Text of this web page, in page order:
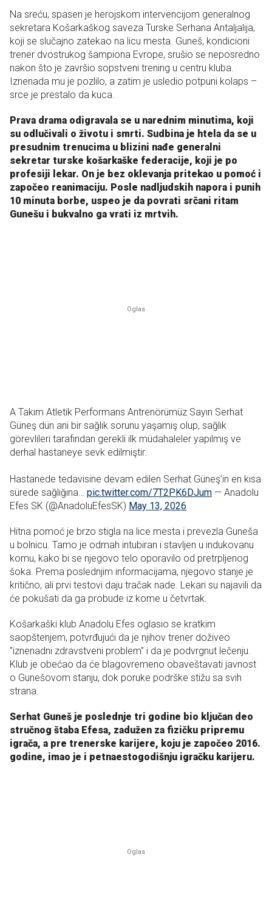
Na sreću, spasen je herojskom intervencijom generalnog
sekretara Košarkaškog saveza Turske Serhana Antaljalija,
koji se slučajno zatekao na licu mesta. Guneš, kondicioni
trener dvostrukog šampiona Evrope, srušio se neposredno
nakon što je završio sopstveni trening u centru kluba.
Iznenada mu je pozlilo, a zatim je usledio potpuni kolaps –
srce je prestalo da kuca.
Prava drama odigravala se u narednim minutima, koji
su odlučivali o životu i smrti. Sudbina je htela da se u
presudnim trenucima u blizini nađe generalni
sekretar turske košarkaške federacije, koji je po
profesiji lekar. On je bez oklevanja pritekao u pomoć i
započeo reanimaciju. Posle nadljudskih napora i punih
10 minuta borbe, uspeo je da povrati srčani ritam
Gunešu i bukvalno ga vrati iz mrtvih.
A Takım Atletik Performans Antrenörümüz Sayın Serhat
Güneş dün ani bir sağlık sorunu yaşamış olup, sağlık
görevlileri tarafından gerekli ilk müdahaleler yapılmış ve
derhal hastaneye sevk edilmiştir.
Hastanede tedavisine devam edilen Serhat Güneş’in en kısa
sürede sağlığına… pic.twitter.com/7T2PK6DJum — Anadolu
Efes SK (@AnadoluEfesSK) May 13, 2026
Hitna pomoć je brzo stigla na lice mesta i prevezla Guneša
u bolnicu. Tamo je odmah intubiran i stavljen u indukovanu
komu, kako bi se njegovo telo oporavilo od pretrpljenog
šoka. Prema poslednjim informacijama, njegovo stanje je
kritično, ali prvi testovi daju tračak nade. Lekari su najavili da
će pokušati da ga probude iz kome u četvrtak.
Košarkaški klub Anadolu Efes oglasio se kratkim
saopštenjem, potvrđujući da je njihov trener doživeo
"iznenadni zdravstveni problem" i da je podvrgnut lečenju.
Klub je obećao da će blagovremeno obaveštavati javnost
o Gunešovom stanju, dok poruke podrške stižu sa svih
strana.
Serhat Guneš je poslednje tri godine bio ključan deo
stručnog štaba Efesa, zadužen za fizičku pripremu
igrača, a pre trenerske karijere, koju je započeo 2016.
godine, imao je i petnaestogodišnju igračku karijeru.